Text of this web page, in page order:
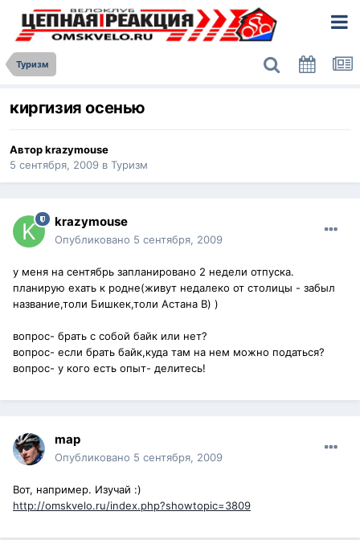
Туризм
киргизия осенью
Авторkrazymouse
5 сентября, 2009 в Туризм
krazymouse
Опубликовано 5 сентября, 2009
у меня на сентябрь запланировано 2 недели отпуска.
планирую ехать к родне(живут недалеко от столицы - забыл
название,толи Бишкек,толи Астана B) )
вопрос- брать с собой байк или нет?
вопрос- если брать байк,куда там на нем можно податься?
вопрос- у кого есть опыт- делитесь!
map
Опубликовано 5 сентября, 2009
Вот, например. Изучай :)
http://omskvelo.ru/index.php?showtopic=3809